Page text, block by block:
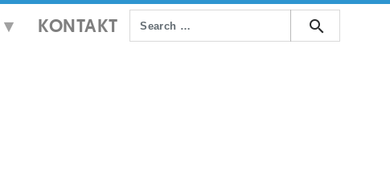
KONTAKT search